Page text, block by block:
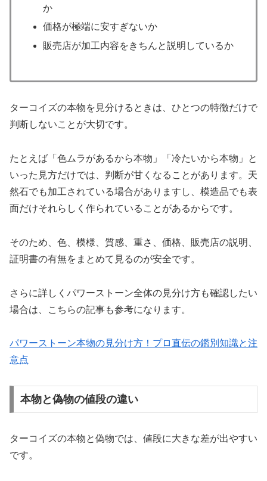
か
価格が極端に安すぎないか
販売店が加工内容をきちんと説明しているか
ターコイズの本物を見分けるときは、ひとつの特徴だけで
判断しないことが大切です。
たとえば「色ムラがあるから本物」「冷たいから本物」と
いった見方だけでは、判断が甘くなることがあります。天
然石でも加工されている場合がありますし、模造品でも表
面だけそれらしく作られていることがあるからです。
そのため、色、模様、質感、重さ、価格、販売店の説明、
証明書の有無をまとめて見るのが安全です。
さらに詳しくパワーストーン全体の見分け方も確認したい
場合は、こちらの記事も参考になります。
パワーストーン本物の見分け方！プロ直伝の鑑別知識と注
意点
本物と偽物の値段の違い
ターコイズの本物と偽物では、値段に大きな差が出やすい
です。